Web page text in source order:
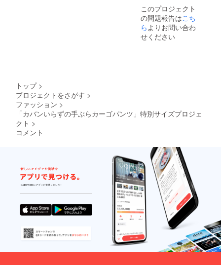
ること
なく、
気にせ
ず着用
頂けま
EX︎︎ ソロ
伸する
ときに
伸びや
すいよ
うな素
材を選
んで決
めまし
た。 お
すすめ
ポイン
ト 外出
時でタ
ブレッ
用して
いま
す。軽
くて、
シワに
も備
わって
降って
も濡れ
ること
なく、
気にせ
ず着用
頂けま
す。
触った
時にカ
ズが気
に入っ
て選ん
だのが
このプロジェクト
の問題報告はこち
ら よりお問い合わ
せください
トップ >
プロジェクトをさがす >
ファッション >
「カバンいらずの手ぶらカーゴパンツ」特別サイズプロジェ
クト >
コメント